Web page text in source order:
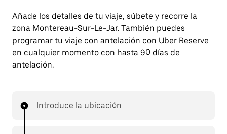
Añade los detalles de tu viaje, súbete y recorre la
zona Montereau-Sur-Le-Jar. También puedes
programar tu viaje con antelación con Uber Reserve
en cualquier momento con hasta 90 días de
antelación.
Introduce la ubicación